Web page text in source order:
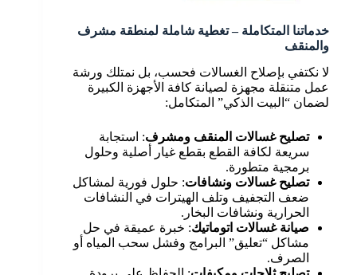
خدماتنا المتكاملة – تغطية شاملة لمنطقة مشرف
والمنقف
لا نكتفي بإصلاح الغسالات فحسب، بل نمتلك ورشة
عمل متنقلة مجهزة لصيانة كافة الأجهزة الكبيرة
لضمان “البيت الذكي” المتكامل:
تصليح غسالات المنقف ومشرف: استجابة
سريعة لكافة القطع بقطع غيار أصلية وحلول
برمجية متطورة.
تصليح غسالات ونشافات: حلول فورية لمشاكل
ضعف التجفيف وتلف الهيترات في النشافات
الحرارية ونشافات البخار.
صيانة غسالات اتوماتيك: خبرة عميقة في حل
مشاكل “تعليق” البرامج وفشل سحب المياه أو
الصرف.